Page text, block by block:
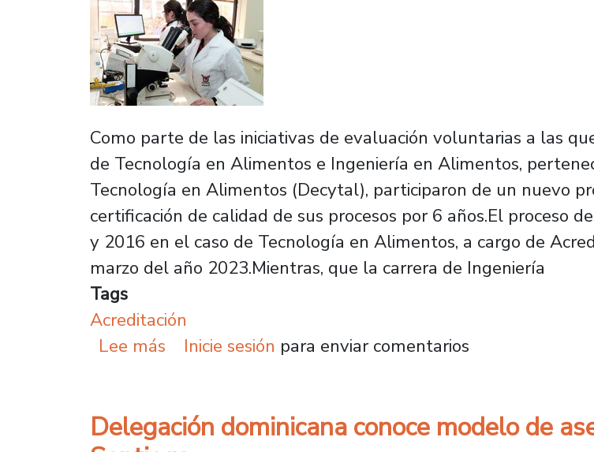
Como parte de las iniciativas de evaluación voluntarias a las
de Tecnología en Alimentos e Ingeniería en Alimentos,
Tecnología en Alimentos (Decytal), participaron de un nuevo
certificación de calidad de sus procesos por 6 años.El proceso
y 2016 en el caso de Tecnología en Alimentos, a cargo de
marzo del año 2023.Mientras, que la carrera de Ingeniería
Tags
Acreditación
Lee más sobre Acreditan por seis años Carreras de Tecnología
Inicie sesión para enviar comentarios
Delegación dominicana conoce modelo de